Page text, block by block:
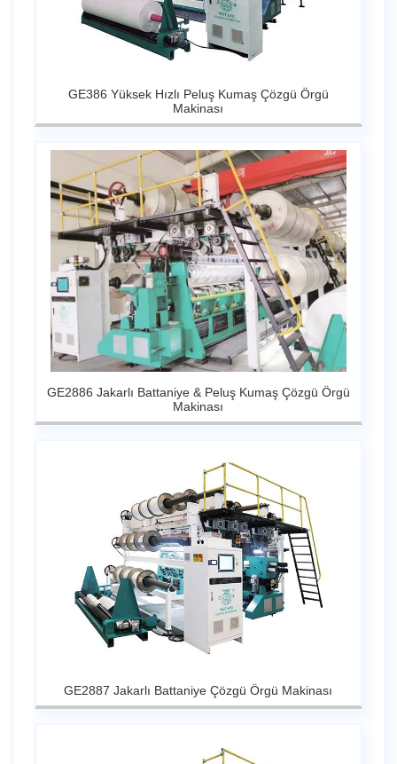
GE386 Yüksek Hızlı Peluş Kumaş Çözgü Örgü
Makinası
GE2886 Jakarlı Battaniye & Peluş Kumaş Çözgü Örgü
Makinası
GE2887 Jakarlı Battaniye Çözgü Örgü Makinası